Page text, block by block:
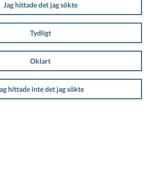
Jag hittade det jag sökte
Tydligt
Oklart
hittade inte det jag sökte